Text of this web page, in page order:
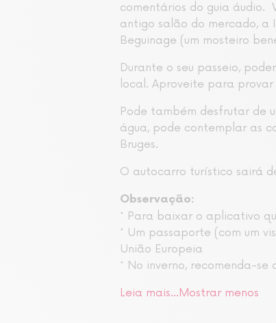
comentários do guia áudio.
antigo salão do mercado, a
Beguinage (um mosteiro
Durante o seu passeio,
local. Aproveite para provar
Pode também desfrutar de
água, pode contemplar as
Bruges.
O autocarro turístico sairá
Observação:
* Para baixar o aplicativo
* Um passaporte (com um
União Europeia
* No inverno, recomenda-se
Leia mais…Mostrar menos